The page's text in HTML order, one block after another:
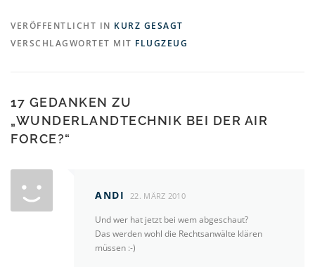
VERÖFFENTLICHT IN KURZ GESAGT
VERSCHLAGWORTET MIT FLUGZEUG
17 GEDANKEN ZU
„WUNDERLANDTECHNIK BEI DER AIR
FORCE?“
ANDI 22. MÄRZ 2010
Und wer hat jetzt bei wem abgeschaut?
Das werden wohl die Rechtsanwälte klären
müssen :-)